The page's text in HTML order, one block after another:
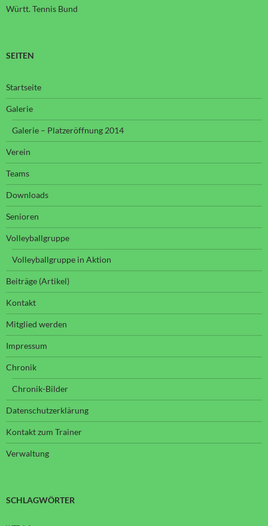
Württ. Tennis Bund
SEITEN
Startseite
Galerie
Galerie – Platzeröffnung 2014
Verein
Teams
Downloads
Senioren
Volleyballgruppe
Volleyballgruppe in Aktion
Beiträge (Artikel)
Kontakt
Mitglied werden
Impressum
Chronik
Chronik-Bilder
Datenschutzerklärung
Kontakt zum Trainer
Verwaltung
SCHLAGWÖRTER